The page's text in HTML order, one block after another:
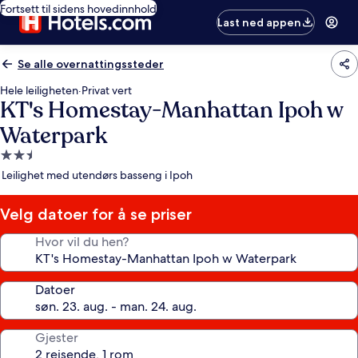
Fortsett til sidens hovedinnhold
Last ned appen
Se alle overnattingssteder
Hele leiligheten·Privat vert
KT's Homestay-Manhattan Ipoh w
Waterpark
Overnattingssted
med
stjerner
Leilighet med utendørs basseng i Ipoh
Velg datoer for å se priser
Hvor vil du hen?
Datoer
Gjester